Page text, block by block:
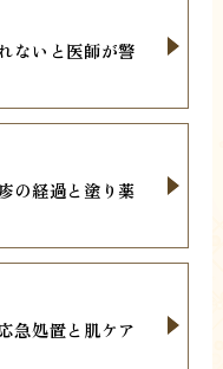
ないと医師が警
の経過と塗り薬
急処置と肌ケア